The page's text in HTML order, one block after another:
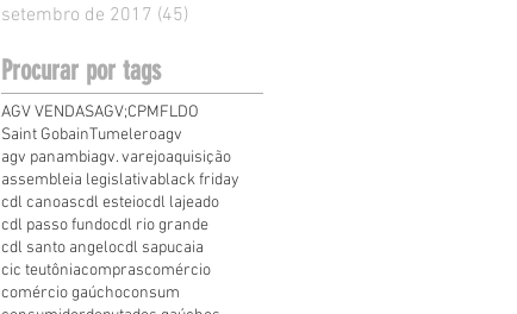
setembro de 2017 (45)
Procurar por tags
AGV VENDASAGV;CPMFLDO
Saint GobainTumeleroagv
agv panambiagv. varejoaquisição
assembleia legislativablack friday
cdl canoascdl esteiocdl lajeado
cdl passo fundocdl rio grande
cdl santo angelocdl sapucaia
cic teutôniacomprascomércio
comércio gaúchoconsum